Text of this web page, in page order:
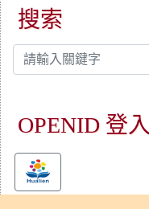
搜索
OPENID 登入